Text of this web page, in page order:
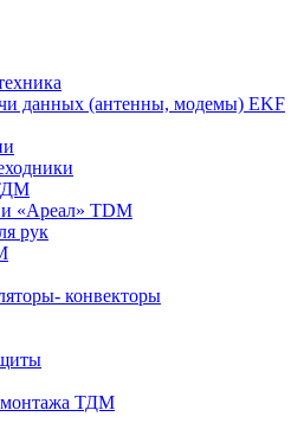
данных (антенны, модемы) EKF
«Ареал» TDM
рук
конвекторы
монтажа ТДМ